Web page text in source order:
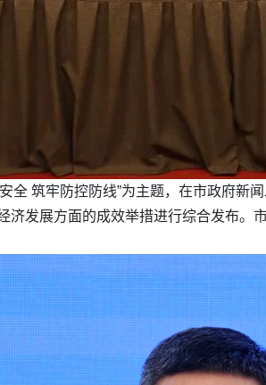
全 筑牢防控防线”为主题，在市政府
济发展方面的成效举措进行综合发布